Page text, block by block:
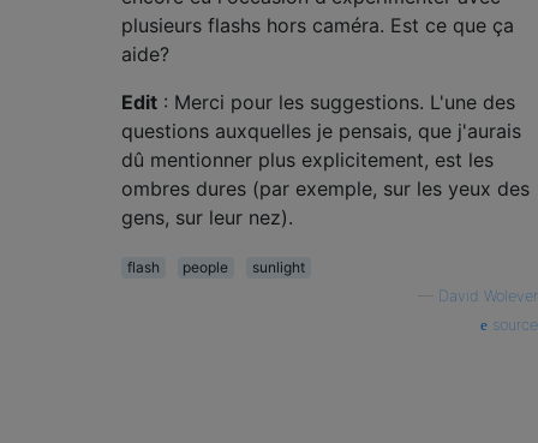
plusieurs flashs hors caméra. Est ce que ça
aide?
Edit : Merci pour les suggestions. L'une des
questions auxquelles je pensais, que j'aurais
dû mentionner plus explicitement, est les
ombres dures (par exemple, sur les yeux des
gens, sur leur nez).
flash people
sunlight
David Wolever
source